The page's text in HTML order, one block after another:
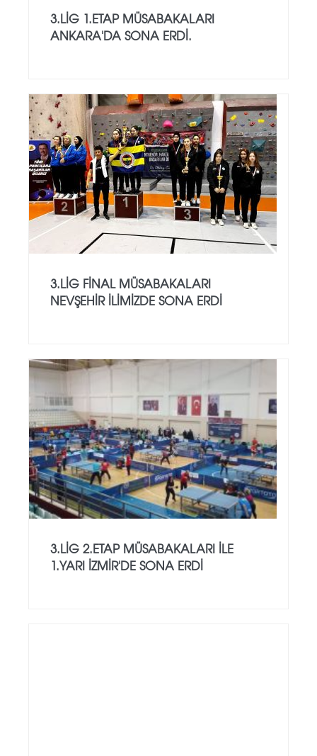
3.LİG 1.ETAP MÜSABAKALARI
ANKARA'DA SONA ERDİ.
3.LİG FİNAL MÜSABAKALARI
NEVŞEHİR İLİMİZDE SONA ERDİ
3.LİG 2.ETAP MÜSABAKALARI İLE
1.YARI İZMİR'DE SONA ERDİ